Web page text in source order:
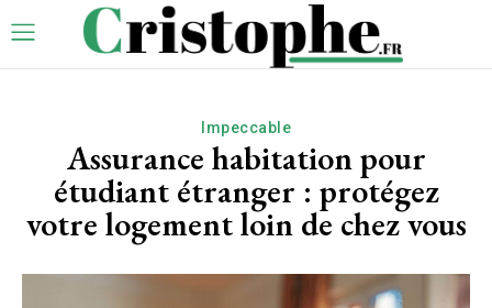
Impeccable
Assurance habitation pour
étudiant étranger : protégez
votre logement loin de chez vous